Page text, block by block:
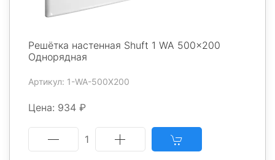
Решётка настенная Shuft 1 WA 500x200
Однорядная
Артикул: 1-WA-500X200
Цена: 934 ₽
1